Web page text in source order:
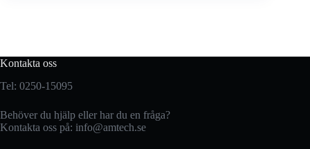
Kontakta oss
Tel: 0250-15095
Behöver du hjälp eller har du en fråga?
Kontakta oss på: info@amtech.se